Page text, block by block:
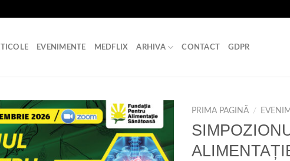
EVENIMENTE MEDFLIX ARHIVA CONTACT GDPR
PRIMA PAGINĂ /